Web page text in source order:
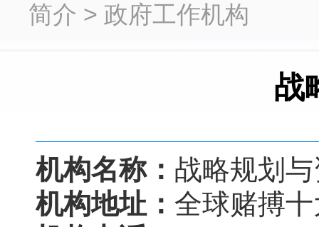
简介 > 政府工作机构
战
机构名称： 战略规划
机构地址： 全球赌搏